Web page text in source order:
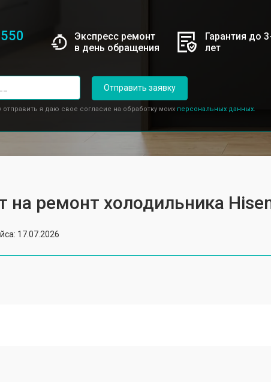
Экспресс ремонт
в день обращения
Гарантия до
лет
Отправить заявку
отправить я даю свое согласие на обработку моих персональных данных.
на ремонт холодильника
17.07.2026